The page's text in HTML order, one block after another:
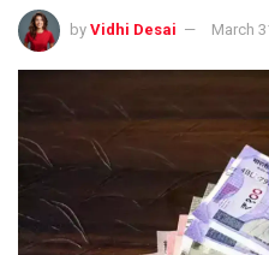
by Vidhi Desai March